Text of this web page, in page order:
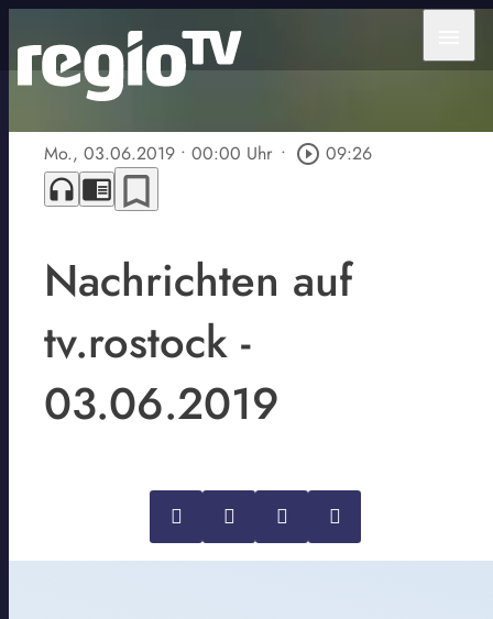
Mo., 03.06.2019 • 00:00 Uhr • play_circle_outline 09:26
headphones chrome_reader_mode bookmark_border
Nachrichten auf
tv.rostock -
03.06.2019